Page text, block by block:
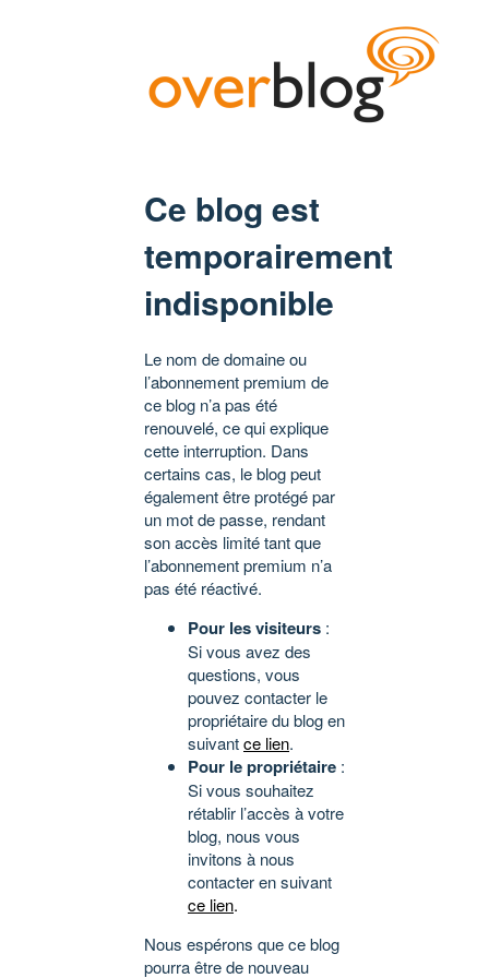
Ce blog est
temporairement
indisponible
Le nom de domaine ou
l’abonnement premium de
ce blog n’a pas été
renouvelé, ce qui explique
cette interruption. Dans
certains cas, le blog peut
également être protégé par
un mot de passe, rendant
son accès limité tant que
l’abonnement premium n’a
pas été réactivé.
Pour les visiteurs :
Si vous avez des
questions, vous
pouvez contacter le
propriétaire du blog en
suivantce lien.
Pour le propriétaire :
Si vous souhaitez
rétablir l’accès à votre
blog, nous vous
invitons à nous
contacter en suivant
ce lien.
Nous espérons que ce blog
pourra être de nouveau